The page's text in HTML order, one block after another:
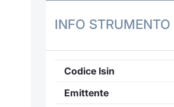
INFO STRUMENTO
Codice Isin
Emittente